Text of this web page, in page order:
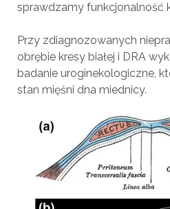
sprawdzamy funkcjonalność
Przy zdiagnozowanych
obrębie kresy białej i DRA
badanie uroginekologiczne,
stan mięśni dna miednicy.